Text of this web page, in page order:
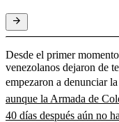
Desde el primer
venezolanos dejaron de
empezaron a denunciar
aunque la Armada de
40 días después aún no